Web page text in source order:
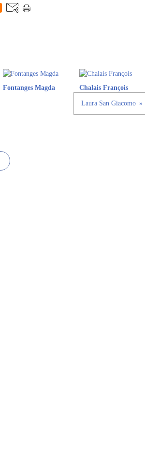
Fontanges Magda Chalais François
Laura San Giacomo